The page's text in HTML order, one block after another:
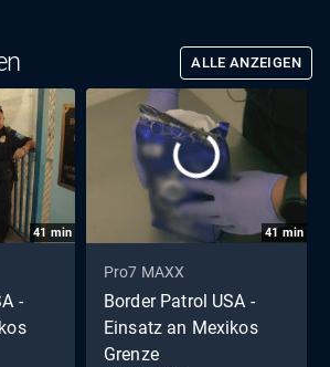
ALLE ANZEIGEN
41 min
-
41 min
Pro7 MAXX
Border Patrol USA -
Einsatz an Mexikos
Grenze